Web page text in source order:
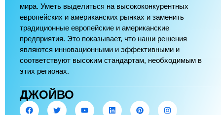
мира. Уметь выделиться на высококонкурентных
европейских и американских рынках и заменить
традиционные европейские и американские
предприятия. Это показывает, что наши решения
являются инновационными и эффективными и
соответствуют высоким стандартам, необходимым в
этих регионах.
ДЖОЙВО